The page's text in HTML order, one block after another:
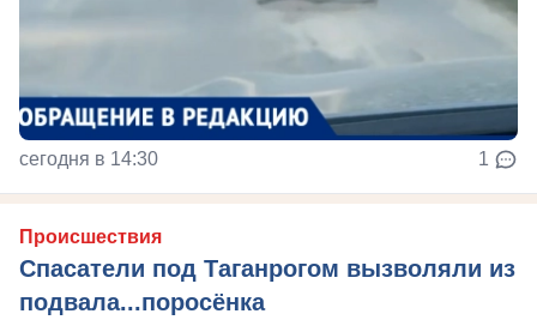
сегодня в 14:30 1
Происшествия
Спасатели под Таганрогом вызволяли из
подвала...поросёнка